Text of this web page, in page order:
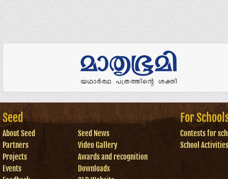
Seed
About Seed
Partners
Projects
Events
Seed News
Video Gallery
Awards and recognition
Downloads
For
Contests for
School Activities